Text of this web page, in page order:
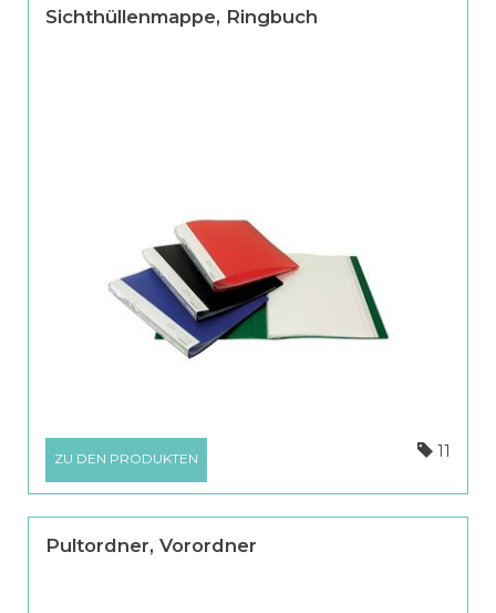
Sichthüllenmappe, Ringbuch
ZU DEN PRODUKTEN 11
Pultordner, Vorordner